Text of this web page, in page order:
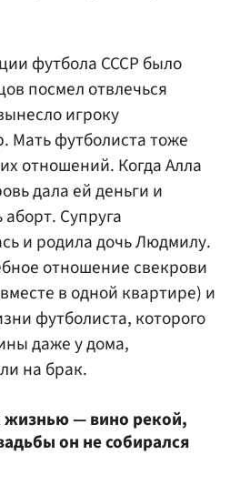
футбола СССР было
посмел отвлечься
игроку
Мать футболиста тоже
отношений. Когда Алла
дала ей деньги и
Супруга
и родила дочь Людмилу.
отношение свекрови
в одной квартире) и
футболиста, которого
даже у дома,
на брак.
— вино рекой,
он не собирался